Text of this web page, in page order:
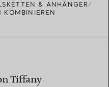
& ANHÄNGER
KOMBINIEREN
Tiffany